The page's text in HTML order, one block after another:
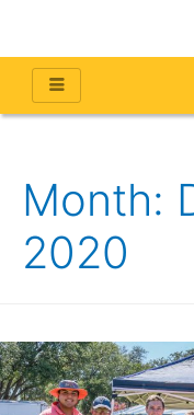
Month:
2020